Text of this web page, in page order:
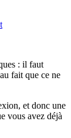
: il faut
fait que ce ne
et donc une
vous avez déjà